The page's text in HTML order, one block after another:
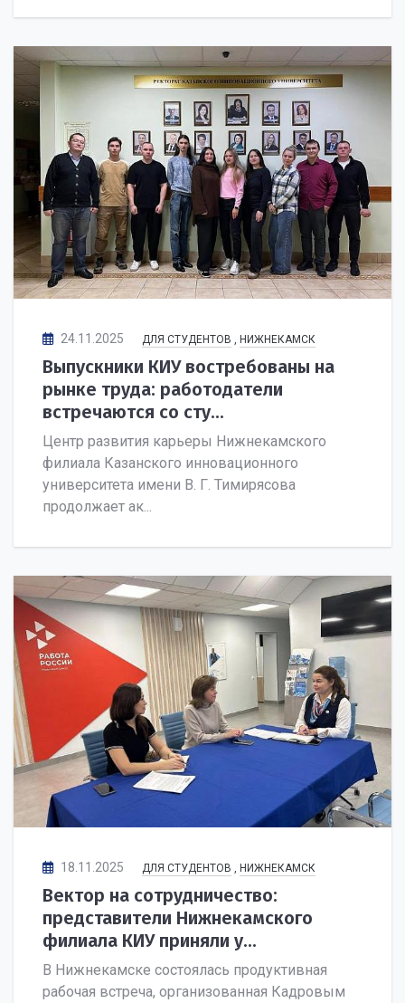
24.11.2025 ДЛЯ СТУДЕНТОВ НИЖНЕКАМСК
Выпускники КИУ востребованы на
рынке труда: работодатели
встречаются со сту...
Центр развития карьеры Нижнекамского
филиала Казанского инновационного
университета имени В. Г. Тимирясова
продолжает ак...
18.11.2025 ДЛЯ СТУДЕНТОВ , НИЖНЕКАМСК
Вектор на сотрудничество:
представители Нижнекамского
филиала КИУ приняли у...
В Нижнекамске состоялась продуктивная
рабочая встреча, организованная Кадровым